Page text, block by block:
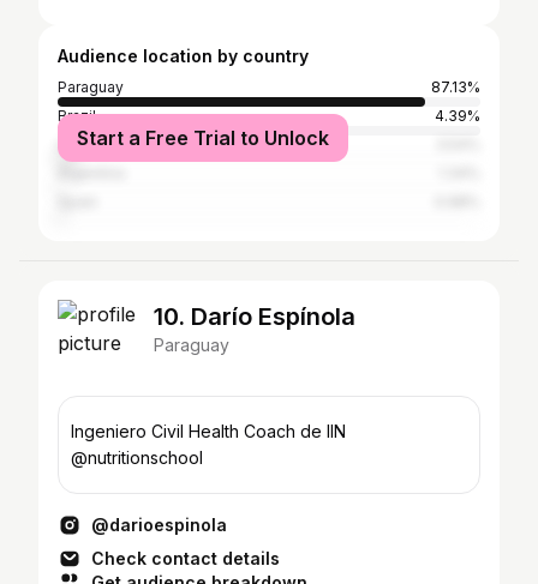
Audience location by country
Paraguay
87.13%
Brazil
4.39%
United States
Start a Free Trial to Unlock
10. Darío Espínola
Paraguay
Ingeniero Civil Health Coach de IIN
@nutritionschool
@darioespinola
Check contact details